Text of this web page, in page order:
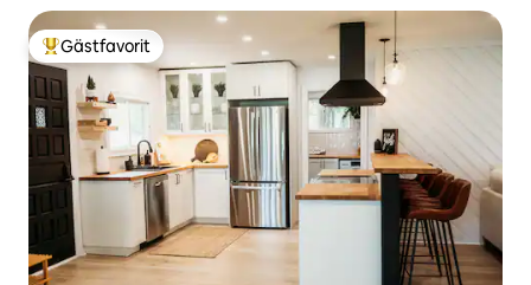
Populär gästfavorit
Gästfavorit